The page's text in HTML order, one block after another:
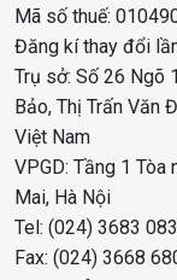
Mã số thuế:
Đăng kí thay đổi
Trụ sở: Số 26 Ngõ
Bảo, Thị Trấn Văn
Việt Nam
VPGD: Tầng 1 Tòa
Mai, Hà Nội
Tel: (024) 3683
Fax: (024) 3668